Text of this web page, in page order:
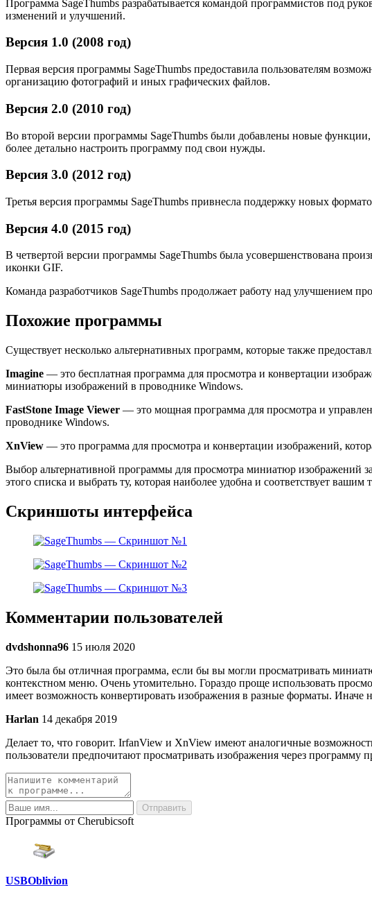
Программа SageThumbs разрабатывается командой программистов под
изменений и улучшений.
Версия 1.0 (2008 год)
Первая версия программы SageThumbs предоставила пользователям
организацию фотографий и иных графических файлов.
Версия 2.0 (2010 год)
Во второй версии программы SageThumbs были добавлены новые
более детально настроить программу под свои нужды.
Версия 3.0 (2012 год)
Третья версия программы SageThumbs привнесла поддержку новых
Версия 4.0 (2015 год)
В четвертой версии программы SageThumbs была усовершенствована
иконки GIF.
Команда разработчиков SageThumbs продолжает работу над улучшением
Похожие программы
Существует несколько альтернативных программ, которые также
Imagine — это бесплатная программа для просмотра и конвертации
миниатюры изображений в проводнике Windows.
FastStone Image Viewer — это мощная программа для просмотра и
проводнике Windows.
XnView — это программа для просмотра и конвертации изображений,
Выбор альтернативной программы для просмотра миниатюр изображений
этого списка и выбрать ту, которая наиболее удобна и соответствует вашим
Скриншоты интерфейса
Комментарии пользователей
dvdshonna96 15 июля 2020
Это была бы отличная программа, если бы вы могли просматривать
контекстном меню. Очень утомительно. Гораздо проще использовать
имеет возможность конвертировать изображения в разные форматы. Иначе
Harlan 14 декабря 2019
Делает то, что говорит. IrfanView и XnView имеют аналогичные
пользователи предпочитают просматривать изображения через программу
Программы от Cherubicsoft
USBOblivion